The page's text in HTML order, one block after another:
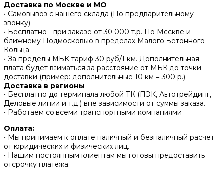
Доставка по Москве и МО
• Самовывоз с нашего склада (По предварительному
звонку)
• Бесплатно - при заказе от 30 000 т.р. По Москве и
ближнему Подмосковью в пределах Малого Бетонного
Кольца
• За пределы МБК тариф 30 руб/1 км. Дополнительная
плата будет взиматься за расстояние от МБК до точки
доставки (пример: дополнительные 10 км = 300 р.)
Доставка в регионы
• Бесплатно до терминала любой ТК (ПЭК, Автотрейдинг,
Деловые линии и т.д.) вне зависимости от суммы заказа.
• Работаем со всеми транспортными компаниями
Оплата:
• Мы принимаем к оплате наличный и безналичный расчет
от юридических и физических лиц.
• Нашим постоянным клиентам мы готовы предоставить
отсрочку платежа.